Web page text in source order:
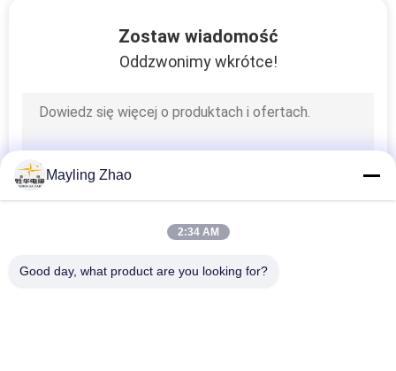
aluminiowy
Przewód PV
Zostaw wiadomość
Oddzwonimy wkrótce!
Mayling Zhao
2:34 AM
Good day, what product are you looking for?